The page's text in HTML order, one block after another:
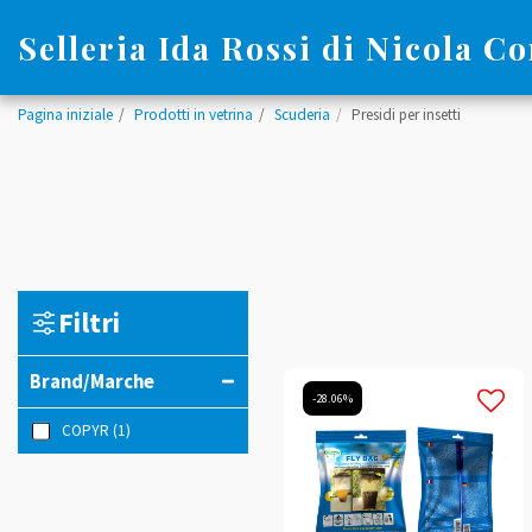
Selleria Ida Rossi di Nicola
Pagina iniziale Prodotti in vetrina Scuderia Presidi per insetti
Filtri
Brand/Marche
COPYR (1)
-28.06%